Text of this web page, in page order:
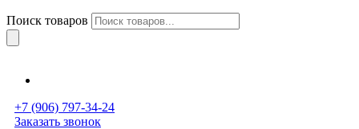
Поиск товаров
+7 (906) 797-34-24
Заказать звонок